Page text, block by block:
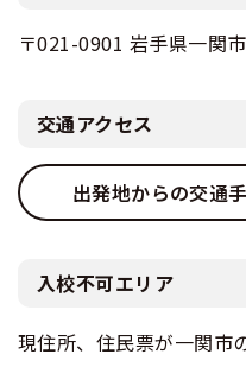
〒021-0901 岩手県一関
交通アクセス
出発地からの交通
入校不可エリア
現住所、住民票が一関市